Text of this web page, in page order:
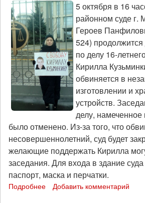
5 октября в 16
районном суде г.
Героев
524)
по делу 16-
Кирилла
обвиняется в
изготовлении и
устройств.
делу, намеченное
было отменено. Из-за того, что
несовершеннолетний, суд будет
желающие поддержать Кирилла
заседания. Для входа в здание
паспорт, маска и перчатки.
Подробнее Добавить комментарий